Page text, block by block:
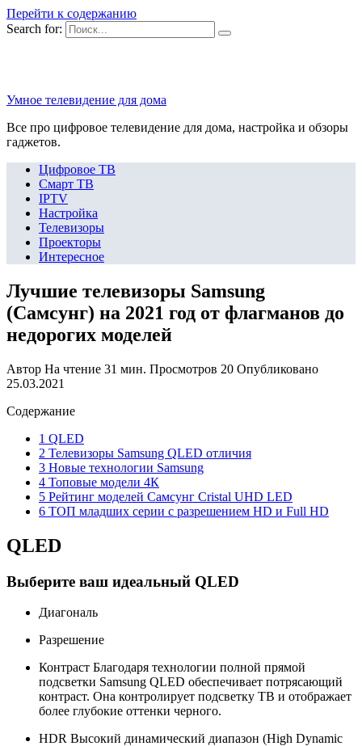
Перейти к содержанию
Search for:
Умное телевидение для дома
Все про цифровое телевидение для дома, настройка и обзоры
гаджетов.
Цифровое ТВ
Смарт ТВ
IPTV
Настройка
Телевизоры
Проекторы
Интересное
Лучшие телевизоры Samsung
(Самсунг) на 2021 год от флагманов до
недорогих моделей
Автор На чтение 31 мин. Просмотров 20 Опубликовано
25.03.2021
Содержание
1 QLED
2 Телевизоры Samsung QLED отличия
3 Новые технологии Samsung
4 Топовые модели 4К
5 Рейтинг моделей Самсунг Cristal UHD LED
6 ТОП младших серии с разрешением HD и Full HD
QLED
Выберите ваш идеальный QLED
Диагональ
Разрешение
Контраст Благодаря технологии полной прямой
подсветки Samsung QLED обеспечивает потрясающий
контраст. Она контролирует подсветку ТВ и отображает
более глубокие оттенки черного.
HDR Высокий динамический диапазон (High Dynamic